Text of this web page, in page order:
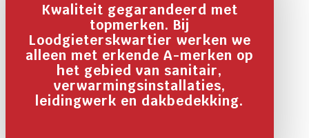
Kwaliteit gegarandeerd met
topmerken. Bij
Loodgieterskwartier werken we
alleen met erkende A-merken op
het gebied van sanitair,
verwarmingsinstallaties,
leidingwerk en dakbedekking.